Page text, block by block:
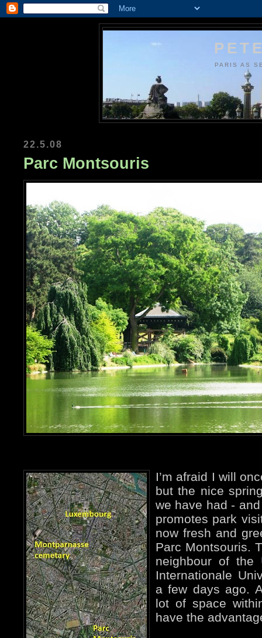
PARIS AS
22.5.08
Parc Montsouris
I’m afraid I will
but the nice
we have had -
promotes park
now fresh and
Parc Montsouris.
neighbour of the
Internationale
a few days ago.
lot of space
have the